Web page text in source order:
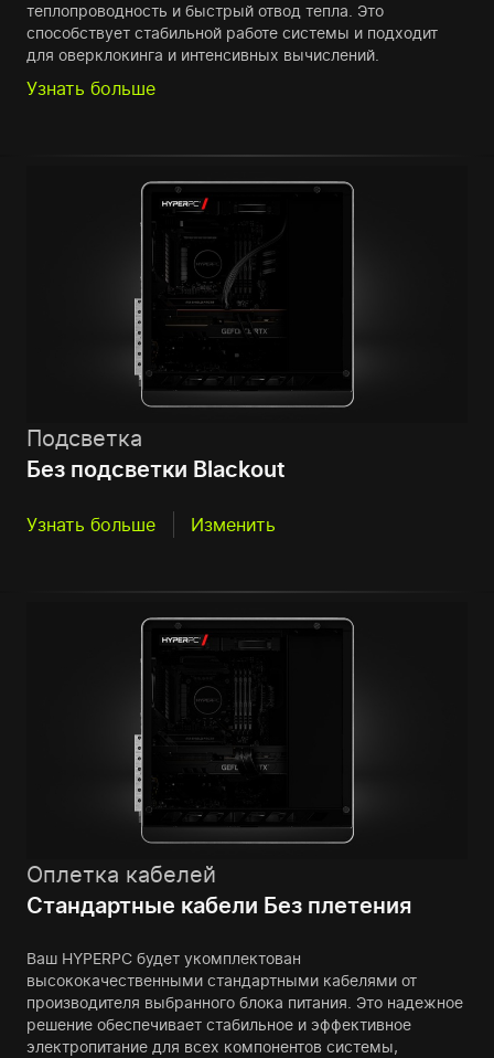
теплопроводность и быстрый отвод тепла. Это
способствует стабильной работе системы и подходит
для оверклокинга и интенсивных вычислений.
Узнать больше
Подсветка
Без подсветки Blackout
Узнать больше Изменить
Оплетка кабелей
Стандартные кабели Без плетения
Ваш HYPERPC будет укомплектован
высококачественными стандартными кабелями от
производителя выбранного блока питания. Это надежное
решение обеспечивает стабильное и эффективное
электропитание для всех компонентов системы,